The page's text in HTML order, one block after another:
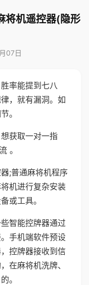
将机遥控器(隐形
07日
率能提到七八
，就有漏洞。如
。
获取一对一指
。
;普通麻将机程序
机进行复杂安装
或工具。
智能控牌器通过
手机端软件预设
控牌器接收到信
在麻将机洗牌、
。